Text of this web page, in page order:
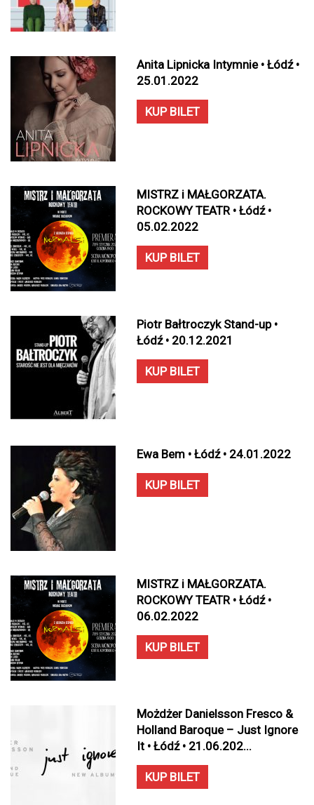
Anita Lipnicka Intymnie • Łódź •
25.01.2022
KUP BILET
MISTRZ i MAŁGORZATA.
ROCKOWY TEATR • Łódź •
05.02.2022
KUP BILET
Piotr Bałtroczyk Stand-up •
Łódź • 20.12.2021
KUP BILET
Ewa Bem • Łódź • 24.01.2022
KUP BILET
MISTRZ i MAŁGORZATA.
ROCKOWY TEATR • Łódź •
06.02.2022
KUP BILET
Możdżer Danielsson Fresco &
Holland Baroque – Just Ignore
It • Łódź • 21.06.202...
KUP BILET